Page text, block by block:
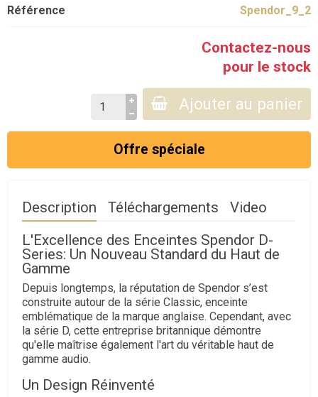
Référence Spendor_9_2
Contactez-nous
pour le stock
Ajouter au panier
Offre spéciale
Description Téléchargements
Video
L'Excellence des Enceintes Spendor D-
Series: Un Nouveau Standard du Haut de
Gamme
Depuis longtemps, la réputation de Spendor s’est
construite autour de la série Classic, enceinte
emblématique de la marque anglaise. Cependant, avec
la série D, cette entreprise britannique démontre
qu'elle maîtrise également l'art du véritable haut de
gamme audio.
Un Design Réinventé